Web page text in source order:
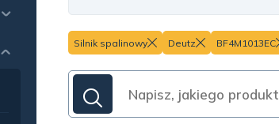
Silnik spalinowy Deutz BF4M1013EC